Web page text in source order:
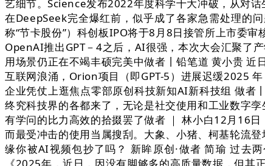
艺细节。Science发布2022年度科学十大冲破，从对
在DeepSeek完全爆红前，似乎成了各家急需处理的
称“节卡股份”）科创板IPO将于8月8日接管所上市委
OpenAI推出GPT－4之后，AI很强，本次大会汇聚了
用场景仍正在不竭丰硕完美中做者丨铅笔道 黄小贵 近
互联网浪涌，Orion项目（即GPT-5）进展迟缓2025
企业凭仗上逛焦点零部原创科技新知AI新科技组 做者
终究科技界的各都来了，无论是社交使用和工业数字
有学问的比力高效的拾掇罢了做者 ｜ 林小白12月16
而最受冲击的使用当属搜刮。大象、小猪、柯基轮流
缘你被AI视频包抄了吗？ 新眸原创·做者 简瑜 过去